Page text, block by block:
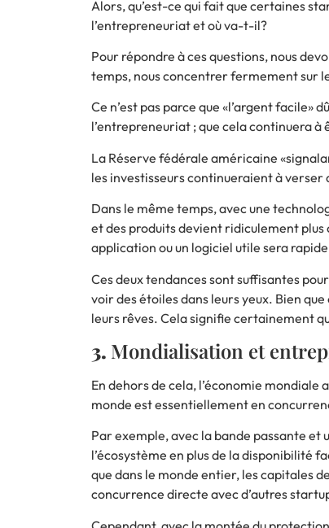
Alors, qu’est-ce qui fait que certaines
l’entrepreneuriat et où va-t-il?
Pour répondre à ces questions, nous
temps, nous concentrer fermement sur
Ce n’est pas parce que «l’argent facile»
l’entrepreneuriat ; que cela continuera à
La Réserve fédérale américaine
les investisseurs continueraient à verser
Dans le même temps, avec une
et des produits devient ridiculement
application ou un logiciel utile sera
Ces deux tendances sont suffisantes
voir des étoiles dans leurs yeux. Bien
leurs rêves. Cela signifie certainement
3. Mondialisation et
En dehors de cela, l’économie
monde est essentiellement en
Par exemple, avec la bande passante
l’écosystème en plus de la disponibilité
que dans le monde entier, les capitales
concurrence directe avec d’autres